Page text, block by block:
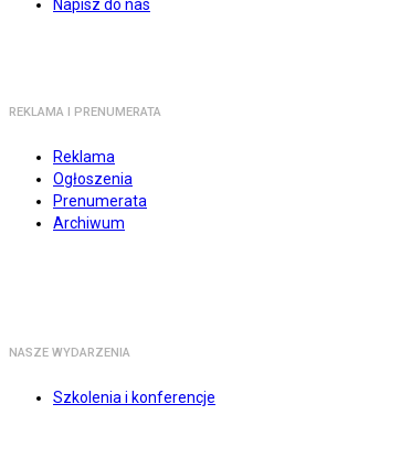
Napisz do nas
REKLAMA I PRENUMERATA
Reklama
Ogłoszenia
Prenumerata
Archiwum
NASZE WYDARZENIA
Szkolenia i konferencje